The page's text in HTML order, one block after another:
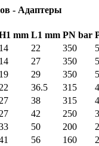
- Адаптеры
mm L1 mm PN bar
14 22 350
14 27 350
19 29 350
22 36.5 315
27 38 315
27 42 250
50 200
56 160